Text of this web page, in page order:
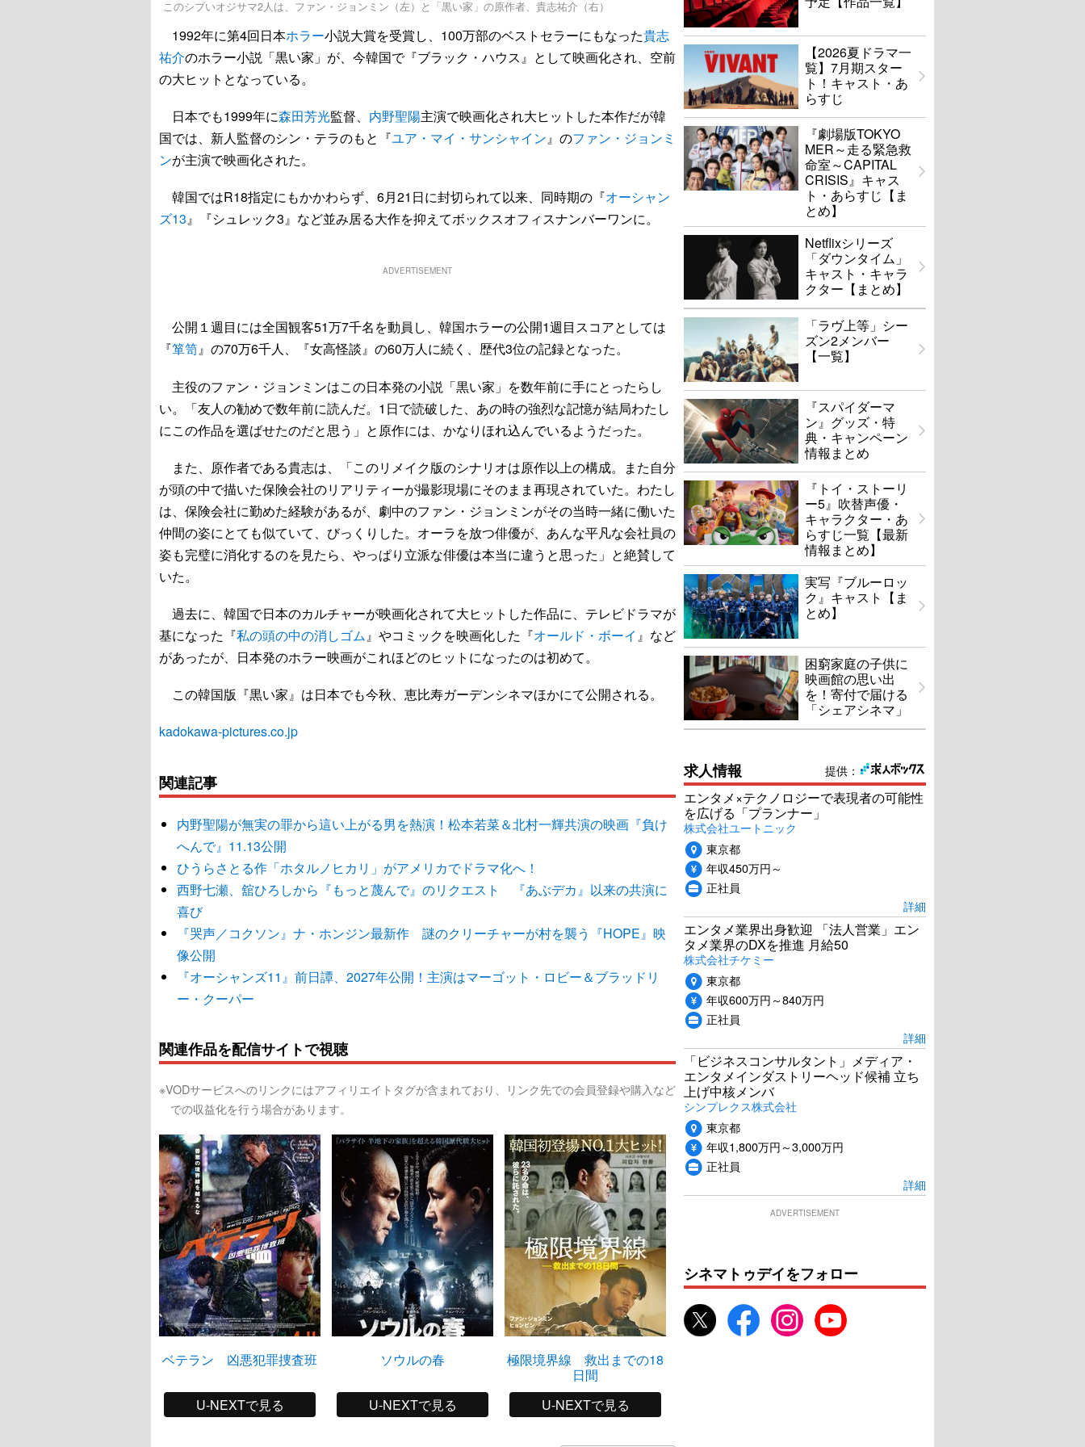
このシブいオジサマ2人は、ファン・ジョンミン（左）と「黒い家」の原作者、貴志祐介（右）
1992年に第4回日本ホラー小説大賞を受賞し、100万部のベストセラーにもなった貴志
祐介のホラー小説「黒い家」が、今韓国で『ブラック・ハウス』として映画化され、空前
の大ヒットとなっている。
日本でも1999年に森田芳光監督、 内野聖陽主演で映画化され大ヒットした本作だが韓
国では、新人監督のシン・テラのもと『ユア・マイ・サンシャイン』のファン・ジョンミ
ンが主演で映画化された。
韓国ではR18指定にもかかわらず、6月21日に封切られて以来、同時期の『オーシャン
ズ13』『シュレック3』など並み居る大作を抑えてボックスオフィスナンバーワンに。
ADVERTISEMENT
公開１週目には全国観客51万7千名を動員し、韓国ホラーの公開1週目スコアとしては
『箪笥』の70万6千人、『女高怪談』の60万人に続く、歴代3位の記録となった。
主役のファン・ジョンミンはこの日本発の小説「黒い家」を数年前に手にとったらし
い。「友人の勧めで数年前に読んだ。1日で読破した、あの時の強烈な記憶が結局わたし
にこの作品を選ばせたのだと思う」と原作には、かなりほれ込んでいるようだった。
また、原作者である貴志は、「このリメイク版のシナリオは原作以上の構成。また自分
が頭の中で描いた保険会社のリアリティーが撮影現場にそのまま再現されていた。わたし
は、保険会社に勤めた経験があるが、劇中のファン・ジョンミンがその当時一緒に働いた
仲間の姿にとても似ていて、びっくりした。オーラを放つ俳優が、あんな平凡な会社員の
姿も完璧に消化するのを見たら、やっぱり立派な俳優は本当に違うと思った」と絶賛して
いた。
過去に、韓国で日本のカルチャーが映画化されて大ヒットした作品に、テレビドラマが
基になった『私の頭の中の消しゴム』やコミックを映画化した『オールド・ボーイ 』など
があったが、日本発のホラー映画がこれほどのヒットになったのは初めて。
この韓国版『黒い家』は日本でも今秋、恵比寿ガーデンシネマほかにて公開される。
kadokawa-pictures.co.jp
関連記事
内野聖陽が無実の罪から這い上がる男を熱演！松本若菜＆北村一輝共演の映画『負け
へんで』11.13公開
ひうらさとる作「ホタルノヒカリ」がアメリカでドラマ化へ！
西野七瀬、舘ひろしから『もっと蔑んで』のリクエスト 『あぶデカ』以来の共演に
喜び
『哭声／コクソン』ナ・ホンジン最新作 謎のクリーチャーが村を襲う『HOPE』映
像公開
『オーシャンズ11』前日譚、2027年公開！主演はマーゴット・ロビー＆ブラッドリ
ー・クーパー
関連作品を配信サイトで視聴
※VODサービスへのリンクにはアフィリエイトタグが含まれており、リンク先での会員登録や購入など
での収益化を行う場合があります。
ベテラン 凶悪犯罪捜査班
U-NEXTで見る
ソウルの春
U-NEXTで見る
極限境界線 救出までの18
日間
U-NEXTで見る
【2026夏ドラマ一
覧】7月期スター
ト！キャスト・あ
らすじ
『劇場版TOKYO
MER～走る緊急救
命室～CAPITAL
CRISIS』キャス
ト・あらすじ【ま
とめ】
Netflixシリーズ
「ダウンタイム」
キャスト・キャラ
クター【まとめ】
「ラヴ上等」シー
ズン2メンバー
【一覧】
『スパイダーマ
ン』グッズ・特
典・キャンペーン
情報まとめ
『トイ・ストーリ
ー5』吹替声優・
キャラクター・あ
らすじ一覧【最新
情報まとめ】
実写『ブルーロッ
ク』キャスト【ま
とめ】
困窮家庭の子供に
映画館の思い出
を！寄付で届ける
「シェアシネマ」
提供：
求人情報
エンタメ×テクノロジーで表現者の可能性
を広げる「プランナー」
株式会社ユートニック
東京都
年収450万円～
正社員
詳細
エンタメ業界出身歓迎 「法人営業」エン
タメ業界のDXを推進 月給50
株式会社チケミー
東京都
年収600万円～840万円
正社員
詳細
「ビジネスコンサルタント」メディア・
エンタメインダストリーヘッド候補 立ち
上げ中核メンバ
シンプレクス株式会社
東京都
年収1,800万円～3,000万円
正社員
詳細
ADVERTISEMENT
シネマトゥデイをフォロー